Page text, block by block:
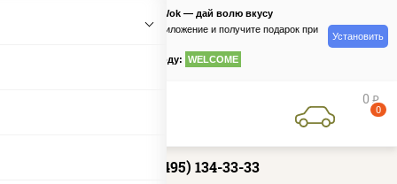
PizzaSushiWok — дай волю вкусу
Скачайте приложение и получите подарок при
по промокоду: WELCOME
Установить
0 руб
0
+7 (495) 134-33-33